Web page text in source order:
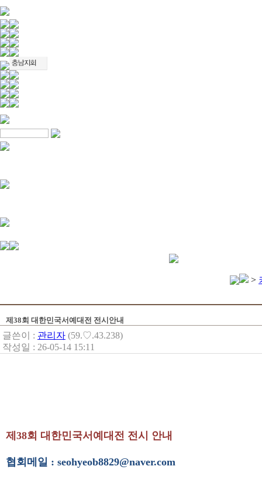
>
제38회 대한민국서예대전 전시안내
글쓴이 : 관리자 (59.♡.43.238)
작성일 : 26-05-14 15:11
제38회 대한민국서예대전 전시 안내
협회메일 : seohyeob8829@naver.com